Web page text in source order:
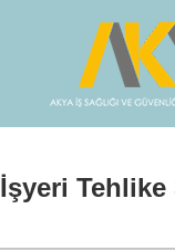
İşyeri Tehlike